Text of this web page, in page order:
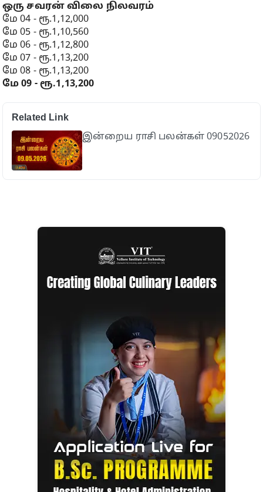
ஒரு சவரன் விலை நிலவரம்
மே 04 - ரூ.1,12,000
மே 05 - ரூ.1,10,560
மே 06 - ரூ.1,12,800
மே 07 - ரூ.1,13,200
மே 08 - ரூ.1,13,200
மே 09 - ரூ.1,13,200
Related Link
இன்றைய ராசி பலன்கள் 09052026